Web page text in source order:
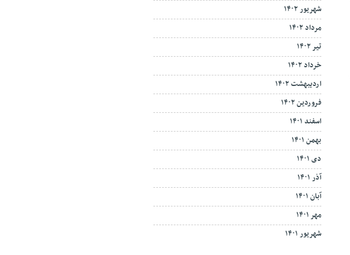
شهریور ۱۴۰۲
مرداد ۱۴۰۲
تیر ۱۴۰۲
خرداد ۱۴۰۲
اردیبهشت ۱۴۰۲
فروردین ۱۴۰۲
اسفند ۱۴۰۱
بهمن ۱۴۰۱
دی ۱۴۰۱
آذر ۱۴۰۱
آبان ۱۴۰۱
مهر ۱۴۰۱
شهریور ۱۴۰۱